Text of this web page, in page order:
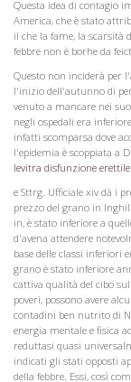
Questa idea di contagio
America, che è stato
il che la fame, la scarsità
febbre non è borhe da
Questo non inciderà per
l'inizio dell'autunno di
venuto a mancare nei
negli ospedali era
infatti scomparsa dove
l'epidemia è scoppiata a
levitra disfunzione erettile
e Sttrg. Ufficiale xiv dà i
prezzo del grano in
in, è stato inferiore a
d'avena attendere
base delle classi inferiori
grano è stato inferiore
cattiva qualità del cibo
poveri, possono avere
contadini ben nutrito di
energia mentale e fisica
reduttasi quasi
indicati gli stati opposti
della febbre. Essi, così